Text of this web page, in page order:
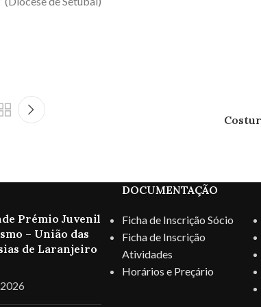
Prémio Juvenil
– União das
de Laranjeiro
DOCUMENTAÇÃO
Ficha de Inscrição Sócio
Ficha de Inscrição
Atividades
Horários e Preçário